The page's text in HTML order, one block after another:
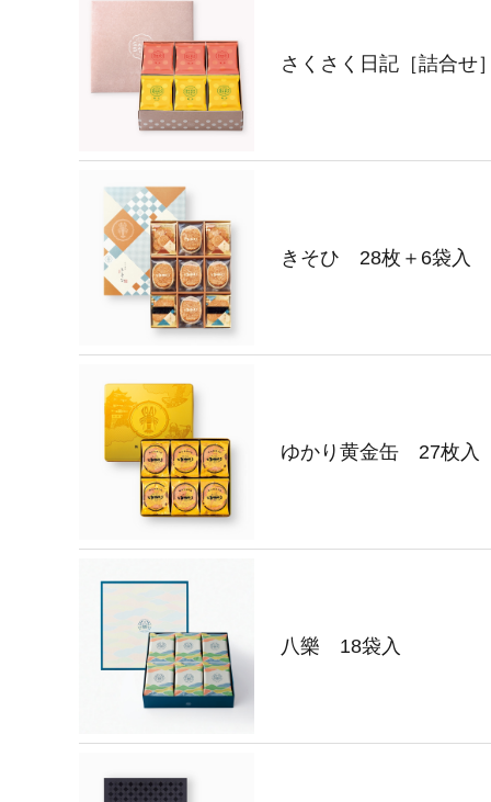
さくさく日記［詰合せ
きそひ 28枚＋6袋入
ゆかり黄金缶 27枚入
八樂 18袋入